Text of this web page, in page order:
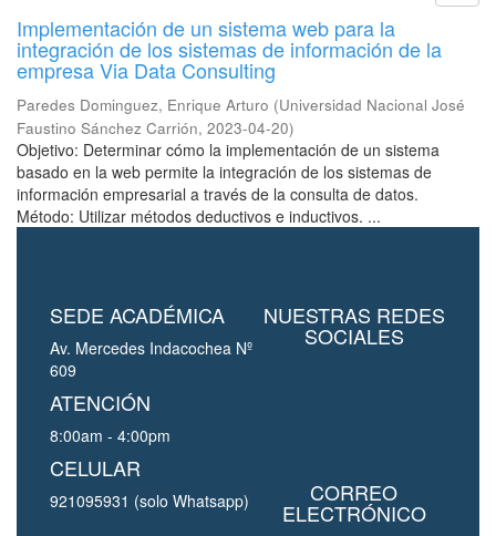
Implementación de un sistema web para la
integración de los sistemas de información de la
empresa Via Data Consulting
Paredes Dominguez, Enrique Arturo (Universidad Nacional José
Faustino Sánchez Carrión, 2023-04-20)
Objetivo: Determinar cómo la implementación de un sistema
basado en la web permite la integración de los sistemas de
información empresarial a través de la consulta de datos.
Método: Utilizar métodos deductivos e inductivos. ...
SEDE ACADÉMICA
Av. Mercedes Indacochea Nº
609
ATENCIÓN
8:00am - 4:00pm
CELULAR
921095931 (solo Whatsapp)
NUESTRAS REDES
SOCIALES
CORREO
ELECTRÓNICO